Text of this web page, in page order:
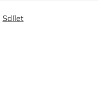
Sdílet